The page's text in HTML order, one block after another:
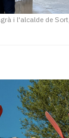
i l'alcalde de Sort,